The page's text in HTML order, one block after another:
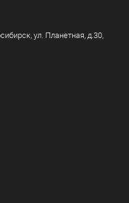
ул. Планетная, д.30,